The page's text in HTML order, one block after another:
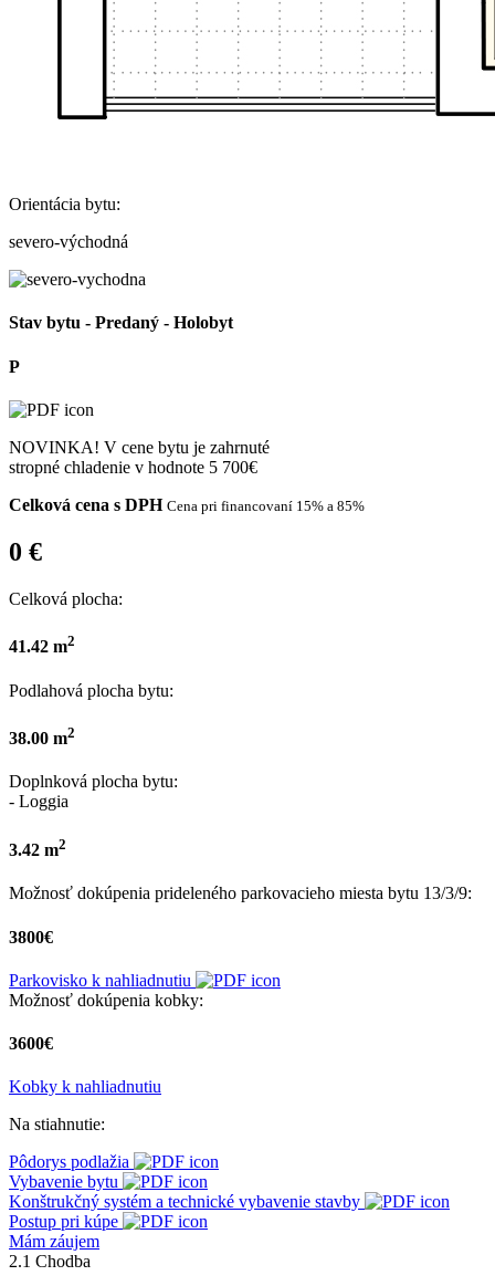
Orientácia bytu:
severo-východná
Stav bytu - Predaný - Holobyt
P
NOVINKA! V cene bytu je zahrnuté
stropné chladenie v hodnote 5 700€
Celková cena s DPH Cena pri financovaní 15% a 85%
0 €
Celková plocha:
41.42 m2
Podlahová plocha bytu:
38.00 m2
Doplnková plocha bytu:
- Loggia
3.42 m2
Možnosť dokúpenia prideleného parkovacieho miesta bytu 13/3/9:
3800€
Parkovisko k nahliadnutiu
Možnosť dokúpenia kobky:
3600€
Kobky k nahliadnutiu
Na stiahnutie:
Pôdorys podlažia
Vybavenie bytu
Konštrukčný systém a technické vybavenie stavby
Postup pri kúpe
Mám záujem
2.1 Chodba